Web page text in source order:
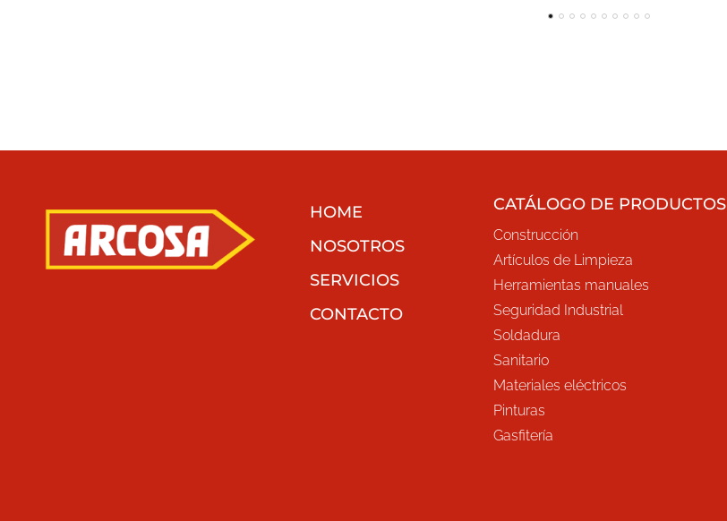
HOME
NOSOTROS
SERVICIOS
CONTACTO
CATÁLOGO DE PRODUCTOS
Construcción
Artículos de Limpieza
Herramientas manuales
Seguridad Industrial
Soldadura
Sanitario
Materiales eléctricos
Pinturas
Gasfitería